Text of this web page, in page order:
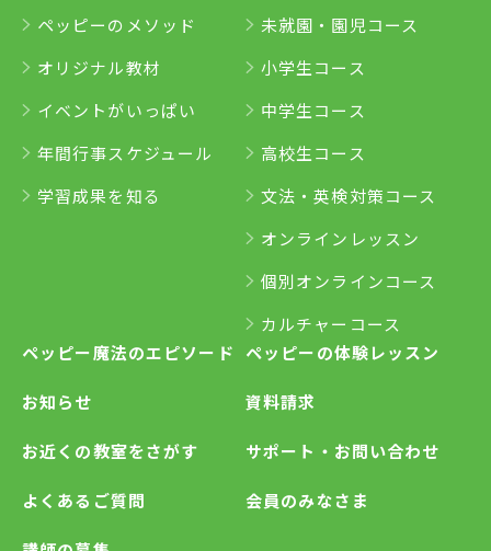
ペッピーのメソッド
オリジナル教材
イベントがいっぱい
年間行事スケジュール
学習成果を知る
未就園・園児コース
小学生コース
中学生コース
高校生コース
文法・英検対策コース
オンラインレッスン
個別オンラインコース
カルチャーコース
ペッピー魔法のエピソード
お知らせ
お近くの教室をさがす
よくあるご質問
ペッピーの体験レッスン
資料請求
サポート・お問い合わせ
会員のみなさま